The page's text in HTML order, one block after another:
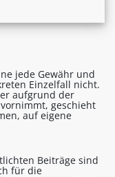
jede Gewähr und
Einzelfall nicht.
aufgrund der
geschieht
auf eigene
Beiträge sind
für die